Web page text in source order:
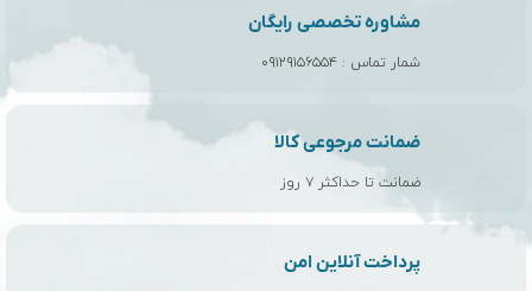
مشاوره تخصصی رایگان
شمار تماس : ۰۹۱۲۹۱۵۶۵۵۴
ضمانت مرجوعی کالا
ضمانت تا حداکثر ۷ روز
پرداخت آنلاین امن